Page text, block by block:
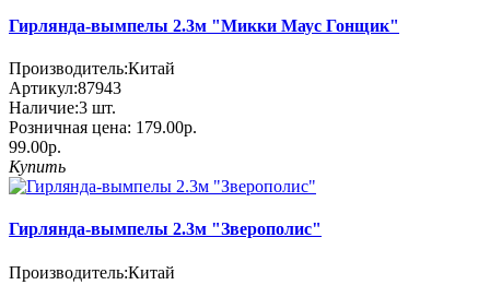
Гирлянда-вымпелы 2.3м "Микки Маус Гонщик"
Производитель:Китай
Артикул:87943
Наличие:3 шт.
Розничная цена: 179.00р.
99.00р.
Купить
Гирлянда-вымпелы 2.3м "Зверополис"
Производитель:Китай